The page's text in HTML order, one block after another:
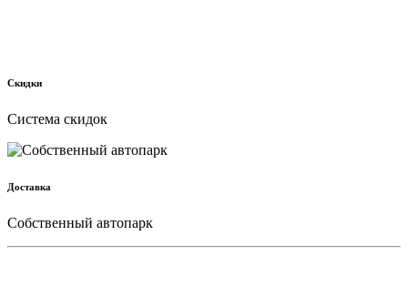
Скидки
Cистема скидок
Доставка
Собственный автопарк